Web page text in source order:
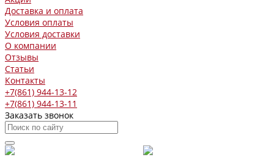
Доставка и оплата
Условия оплаты
Условия доставки
О компании
Отзывы
Статьи
Контакты
+7(861) 944-13-12
+7(861) 944-13-11
Заказать звонок